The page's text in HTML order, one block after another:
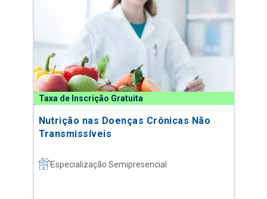
Taxa de Inscrição Gratuita
Nutrição nas Doenças Crônicas Não
Transmissíveis
Especialização Semipresencial